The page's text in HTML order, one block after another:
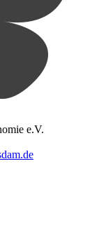
e.V.